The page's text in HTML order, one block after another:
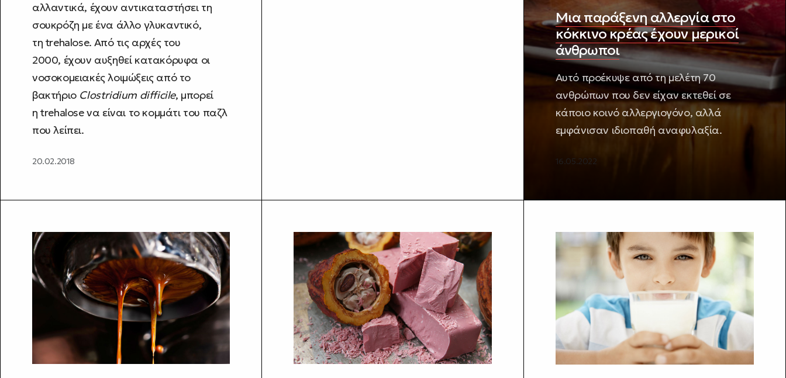
αλλαντικά, έχουν αντικαταστήσει τη
σουκρόζη με ένα άλλο γλυκαντικό,
τη trehalose. Από τις αρχές του
2000, έχουν αυξηθεί κατακόρυφα οι
νοσοκομειακές λοιμώξεις από το
βακτήριο Clostridium difficile, μπορεί
η trehalose να είναι το κομμάτι του παζλ
που λείπει.
20.02.2018
Μια παράξενη αλλεργία στο
κόκκινο κρέας έχουν μερικοί
άνθρωποι
Αυτό προέκυψε από τη μελέτη 70
ανθρώπων που δεν είχαν εκτεθεί σε
κάποιο κοινό αλλεργιογόνο, αλλά
εμφάνισαν ιδιοπαθή αναφυλαξία.
16.05.2022